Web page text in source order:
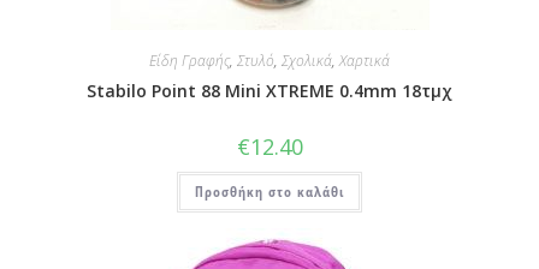
Είδη Γραφής, Στυλό, Σχολικά,Χαρτικά
Stabilo Point 88 Mini XTREME 0.4mm 18τμχ
€12.40
Προσθήκη στο καλάθι